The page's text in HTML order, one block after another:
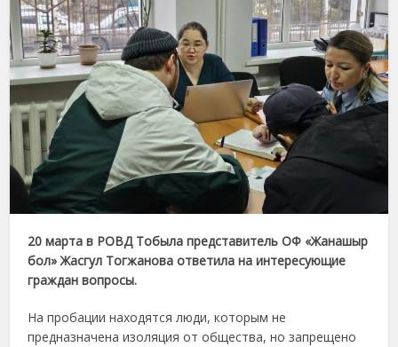
20 марта в РОВД Тобыла представитель ОФ «Жанашыр
бол» Жасгул Тогжанова ответила на интересующие
граждан вопросы.
На пробации находятся люди, которым не
предназначена изоляция от общества, но запрещено